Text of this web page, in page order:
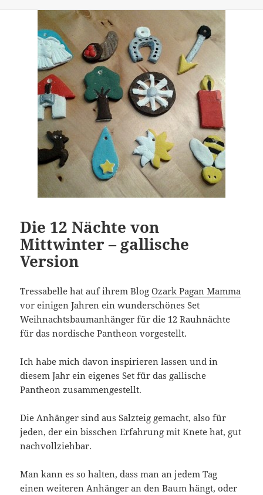
Die 12 Nächte von
Mittwinter – gallische
Version
Tressabelle hat auf ihrem BlogOzark Pagan Mamma
vor einigen Jahren ein wunderschönes Set
Weihnachtsbaumanhänger für die 12 Rauhnächte
für das nordische Pantheon vorgestellt.
Ich habe mich davon inspirieren lassen und in
diesem Jahr ein eigenes Set für das gallische
Pantheon zusammengestellt.
Die Anhänger sind aus Salzteig gemacht, also für
jeden, der ein bisschen Erfahrung mit Knete hat, gut
nachvollziehbar.
Man kann es so halten, dass man an jedem Tag
einen weiteren Anhänger an den Baum hängt, oder